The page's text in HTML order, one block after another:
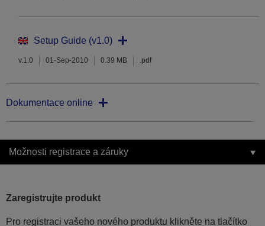
Setup Guide (v1.0)
v.1.0 01-Sep-2010 0.39 MB .pdf
Dokumentace online
Možnosti registrace a záruky
Zaregistrujte produkt
Pro registraci vašeho nového produktu klikněte na tlačítko